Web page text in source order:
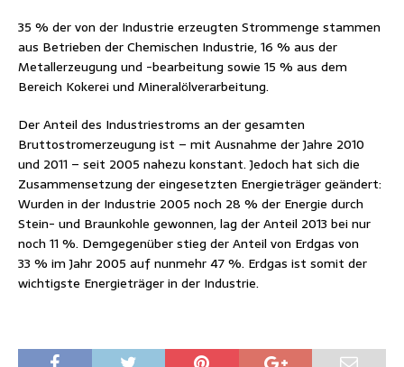
35 % der von der Industrie erzeugten Strommenge stammen
aus Betrieben der Chemischen Industrie, 16 % aus der
Metallerzeugung und -bearbeitung sowie 15 % aus dem
Bereich Kokerei und Mineralölverarbeitung.
Der Anteil des Industriestroms an der gesamten
Bruttostromerzeugung ist – mit Ausnahme der Jahre 2010
und 2011 – seit 2005 nahezu konstant. Jedoch hat sich die
Zusammensetzung der eingesetzten Energieträger geändert:
Wurden in der Industrie 2005 noch 28 % der Energie durch
Stein- und Braunkohle gewonnen, lag der Anteil 2013 bei nur
noch 11 %. Demgegenüber stieg der Anteil von Erdgas von
33 % im Jahr 2005 auf nunmehr 47 %. Erdgas ist somit der
wichtigste Energieträger in der Industrie.